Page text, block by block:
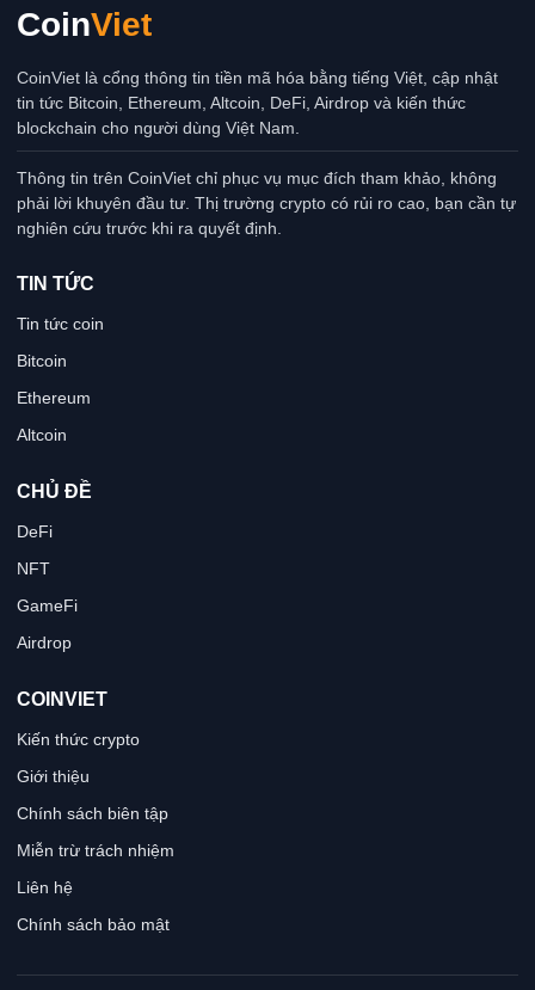
CoinViet
CoinViet là cổng thông tin tiền mã hóa bằng tiếng Việt, cập nhật
tin tức Bitcoin, Ethereum, Altcoin, DeFi, Airdrop và kiến thức
blockchain cho người dùng Việt Nam.
Thông tin trên CoinViet chỉ phục vụ mục đích tham khảo, không
phải lời khuyên đầu tư. Thị trường crypto có rủi ro cao, bạn cần tự
nghiên cứu trước khi ra quyết định.
TIN TỨC
Tin tức coin
Bitcoin
Ethereum
Altcoin
CHỦ ĐỀ
DeFi
NFT
GameFi
Airdrop
COINVIET
Kiến thức crypto
Giới thiệu
Chính sách biên tập
Miễn trừ trách nhiệm
Liên hệ
Chính sách bảo mật